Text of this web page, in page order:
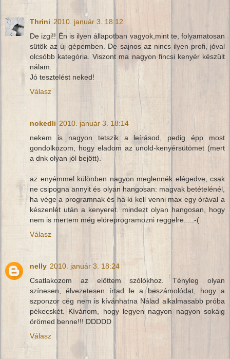
Thrini 2010. január 3. 18:12
De izgi!! Én is ilyen állapotban vagyok,mint te, folyamatosan
sütök az új gépemben. De sajnos az nincs ilyen profi, jóval
olcsóbb kategória. Viszont ma nagyon fincsi kenyér készült
nálam.
Jó tesztelést neked!
Válasz
nokedli 2010. január 3. 18:14
nekem is nagyon tetszik a leírásod, pedig épp most
gondolkozom, hogy eladom az unold-kenyérsütömet (mert
a dnk olyan jól bejött).
az enyémmel különben nagyon meglennék elégedve, csak
ne csipogna annyit és olyan hangosan: magvak betételénél,
ha vége a programnak és ha ki kell venni max egy órával a
készenlét után a kenyeret. mindezt olyan hangosan, hogy
nem is mertem még elöreprogramozni reggelre.....-(
Válasz
nelly 2010. január 3. 18:24
Csatlakozom az előttem szólókhoz. Tényleg olyan
színesen, élvezetesen írtad le a beszámolódat, hogy a
szponzor cég nem is kívánhatna Nálad alkalmasabb próba
pékecskét. Kívánom, hogy legyen nagyon nagyon sokáig
örömed benne!!! DDDDD
Válasz